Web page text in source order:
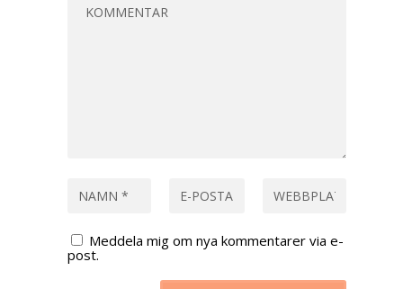
Meddela mig om nya kommentarer via e-
post.